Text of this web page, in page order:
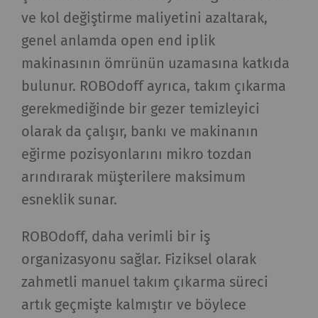
ve kol değiştirme maliyetini azaltarak,
genel anlamda open end iplik
makinasının ömrünün uzamasına katkıda
bulunur. ROBOdoff ayrıca, takım çıkarma
gerekmediğinde bir gezer temizleyici
olarak da çalışır, bankı ve makinanın
eğirme pozisyonlarını mikro tozdan
arındırarak müşterilere maksimum
esneklik sunar.
ROBOdoff, daha verimli bir iş
organizasyonu sağlar. Fiziksel olarak
zahmetli manuel takım çıkarma süreci
artık geçmişte kalmıştır ve böylece
bilgi toplayıp raporlayarak ziyaretçilerin web
sayfalarıyla nasıl etkileşim kurduğunu
anlamamıza yardımcı olur. Web sitelerindeki
ziyaretçileri takip etmek için pazarlama
tanımlama bilgileri kullanılır. Burada amaç, her
bir kullanıcıyla alakalı, ilgi çekici reklamlar
göstermektir. Bu nedenle yayıncılar ve üçüncü
taraf reklamverenler için daha değerlidir.
Ad ve
soyadı
Amaç Süre
kaydeder. Web sitesinde
kullanıcı davranışının
analizine olanak
sağlayan istatistiksel